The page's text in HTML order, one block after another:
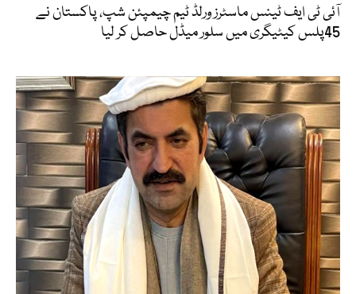
آئی ٹی ایف ٹینس ماسٹرز ورلڈ ٹیم چیمپئن شپ، پاکستان نے
45پلس کیٹیگری میں سلور میڈل حاصل کر لیا